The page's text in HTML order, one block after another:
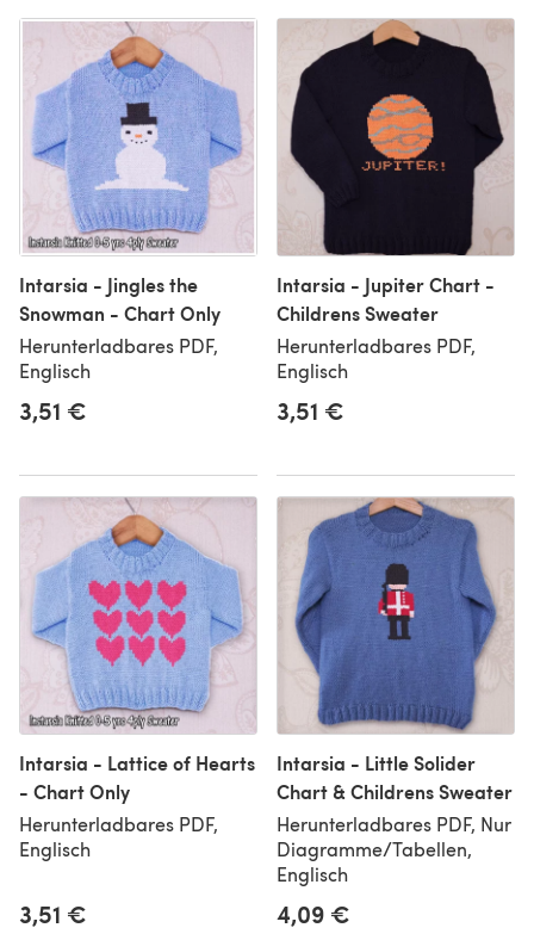
Intarsia - Jingles the
Snowman - Chart Only
Herunterladbares PDF,
Englisch
3,51 €
Intarsia - Jupiter Chart -
Childrens Sweater
Herunterladbares PDF,
Englisch
3,51 €
Intarsia - Lattice of Hearts
- Chart Only
Herunterladbares PDF,
Englisch
3,51 €
Intarsia - Little Solider
Chart & Childrens Sweater
Herunterladbares PDF, Nur
Diagramme/Tabellen,
Englisch
4,09 €